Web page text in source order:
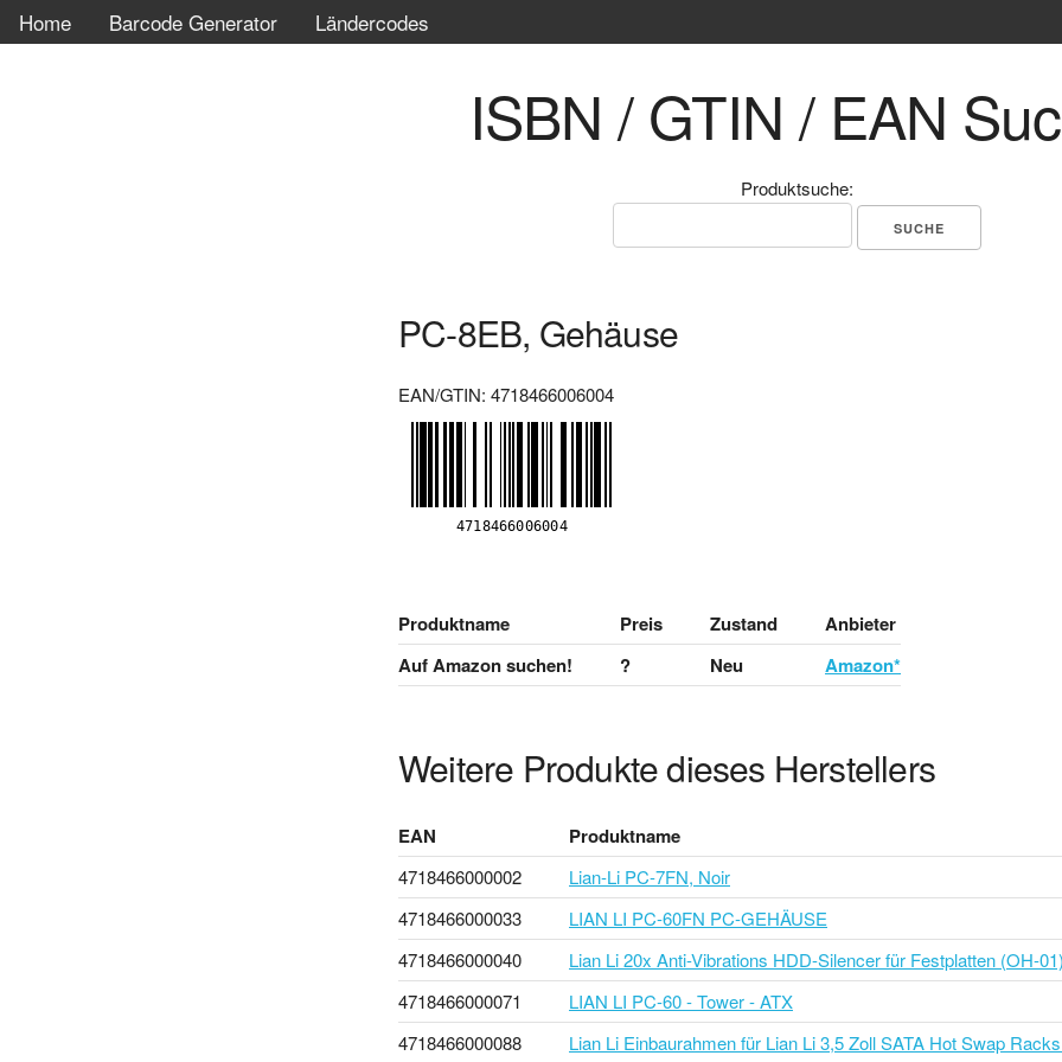
Home Barcode Generator Ländercodes
ISBN / GTIN / EAN
Produktsuche:
PC-8EB, Gehäuse
EAN/GTIN: 4718466006004
Produktname Preis Zustand
Anbieter
Auf Amazon suchen!
? Neu Amazon*
Weitere Produkte dieses Herstellers
EAN Produktname
4718466000002
Lian-Li PC-7FN, Noir
4718466000033
LIAN LI PC-60FN PC-GEHÄUSE
4718466000040
Lian Li 20x Anti-Vibrations HDD-Silencer für Festplatten (OH-
4718466000071
LIAN LI PC-60 - Tower - ATX
4718466000088
Lian Li Einbaurahmen für Lian Li 3,5 Zoll SATA Hot Swap